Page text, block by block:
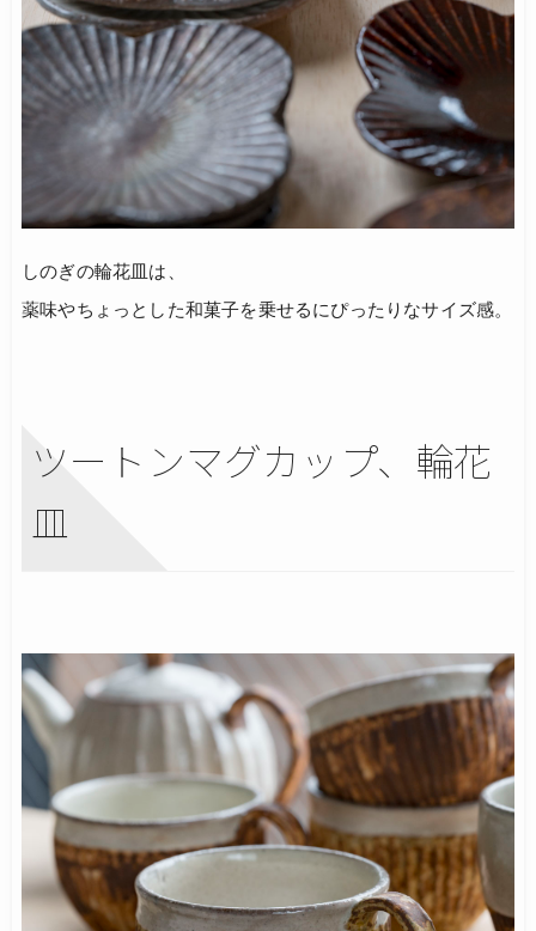
しのぎの輪花皿は、
薬味やちょっとした和菓子を乗せるにぴったりなサイズ感。
ツートンマグカップ、輪花
皿